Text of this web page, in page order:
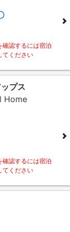
確認するには宿泊
てください
プス
Home
確認するには宿泊
てください